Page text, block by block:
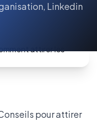
Linkedin
pour attirer